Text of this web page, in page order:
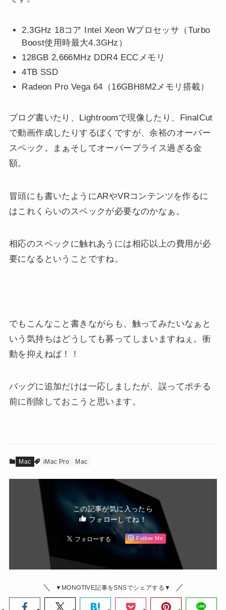
2.3GHz 18コア Intel Xeon Wプロセッサ（Turbo
Boost使用時最大4.3GHz）
128GB 2,666MHz DDR4 ECCメモリ
4TB SSD
Radeon Pro Vega 64（16GBH8M2メモリ搭載）
ブログ書いたり、Lightroomで現像したり、FinalCut
で動画作成したりするぼくですが、余裕のオーバー
スペック。まぁそしてオーバープライス過ぎる金
額。
冒頭にも書いたようにARやVRコンテンツを作るに
はこれくらいのスペックが必要なのかなぁ。
相応のスペックに触れあうには相応以上の費用が必
要になるということですね。
でもこんなこと書きながらも、触ってみたいなぁと
いう気持ちはどうしても募ってしまいますねぇ。衝
動を抑えねば！！
バッグに追加だけは一応しましたが、誤ってポチる
前に削除しておこうと思います。
Mac iMac Pro Mac
この記事が気に入ったら
フォローしてね！
Follow Me
▼MONOTIVE記事をSNSでシェアする▼